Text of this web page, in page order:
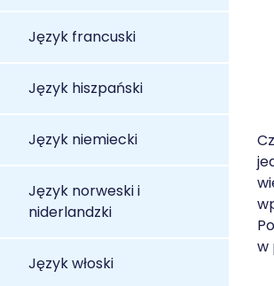
Język francuski
Język hiszpański
Język niemiecki
Język norweski i
niderlandzki
Język włoski
w